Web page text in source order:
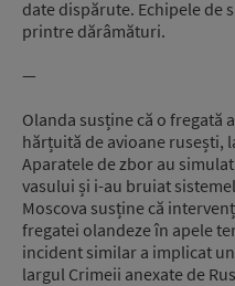
date dispărute. Echipele de
printre dărâmături.
—
Olanda susține că o fregată
hărțuită de avioane rusești,
Aparatele de zbor au
vasului și i-au bruiat
Moscova susține că
fregatei olandeze în apele
incident similar a implicat
largul Crimeii anexate de